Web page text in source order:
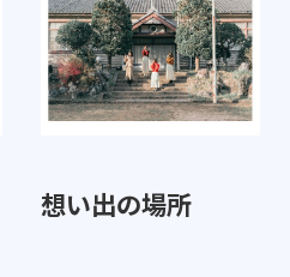
想い出の場所